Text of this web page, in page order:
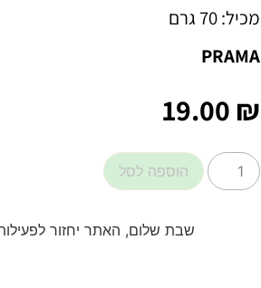
מכיל: 70 גרם
PRAMA
19.00 ₪
הוספה לסל
שבת שלום, האתר יחזור